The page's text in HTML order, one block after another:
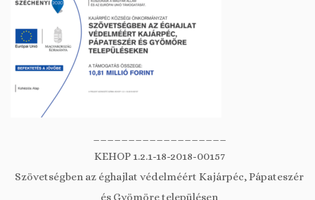
KEHOP 1.2.1-18-2018-00157
Szövetségben az éghajlat védelméért Kajárpéc, Pápateszér
és Gyömöre településen